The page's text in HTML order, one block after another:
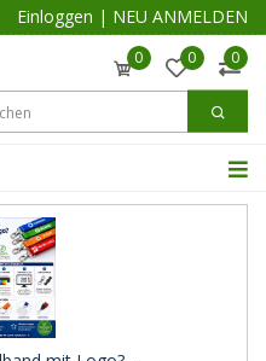
Einloggen | NEU ANMELDEN
0 0 0